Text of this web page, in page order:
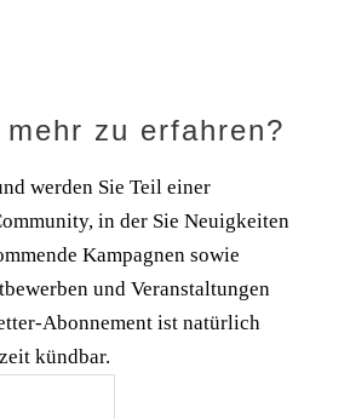
zu erfahren?
werden Sie Teil einer
in der Sie Neuigkeiten
Kampagnen sowie
und Veranstaltungen
Abonnement ist natürlich
kündbar.